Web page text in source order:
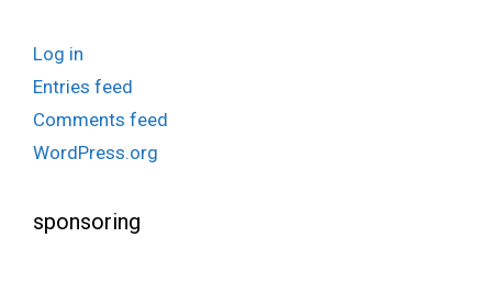
Log in
Entries feed
Comments feed
WordPress.org
sponsoring